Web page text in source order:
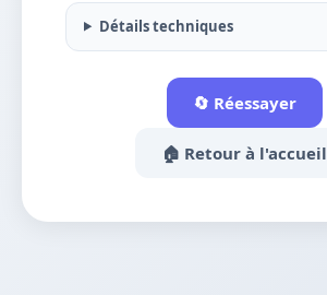
Détails techniques
🔄 Réessayer
🏠 Retour à l'accueil